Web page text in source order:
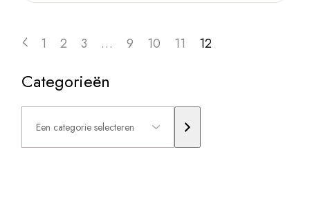
1 2 3 … 9 10 11 12
Categorieën
Een
categorie
selecteren